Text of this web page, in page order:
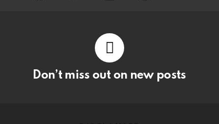
Don’t miss out on new posts